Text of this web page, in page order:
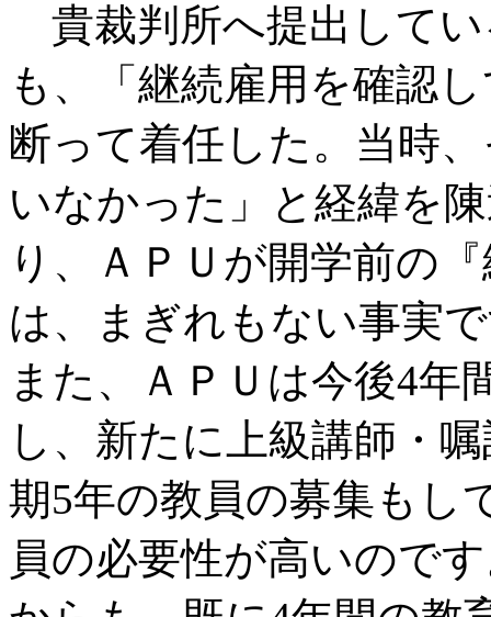
貴裁判所へ提出して
も、「継続雇用を確認
断って着任した。当時
いなかった」と経緯を
り、ＡＰＵが開学前の
は、まぎれもない事実
また、ＡＰＵは今後4年
し、新たに上級講師・
期5年の教員の募集もし
員の必要性が高いので